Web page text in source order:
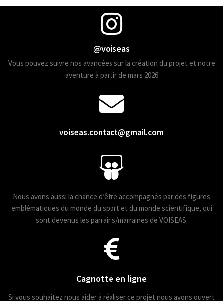
@voiseas
Vous pouvez suivre nos avancées sur la création du projet et notre
aventure à partir de mars 2026
voiseas.contact@gmail.com
Nous avons aussi la chance d’être accompagnés par des figures
emblématiques du monde du sport et du monde scientifique, qui
sont devenus les parrains/marraines de VOISEAS.
Cagnotte en ligne
Si vous souhaitez nous aider à réaliser ce projet nous avons ouvert